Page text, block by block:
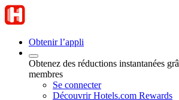
Obtenir l’appli
Obtenez des réductions instantanées
membres
Se connecter
Découvrir Hotels.com Rewards